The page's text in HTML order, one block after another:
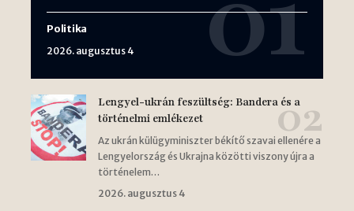
Politika
2026. augusztus 4
Lengyel-ukrán feszültség: Bandera és a
történelmi emlékezet
Az ukrán külügyminiszter békítő szavai ellenére a
Lengyelország és Ukrajna közötti viszony újra a
történelem…
2026. augusztus 4